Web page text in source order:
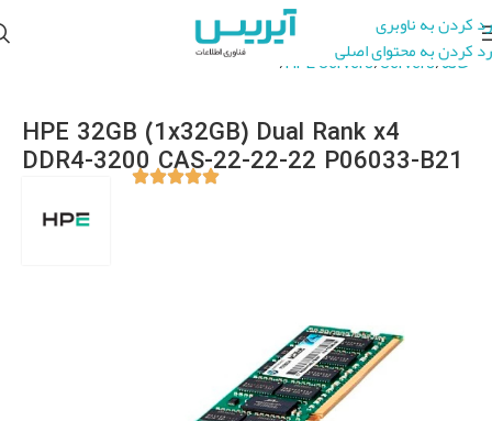
رد کردن به ناوبری
رد کردن به محتوای اصلی
خانه Servers
HPE Servers
HPE Server Accessories
HPE 32GB (1x32GB) Dual Rank x4
DDR4-3200 CAS-22-22-22 P06033-B21